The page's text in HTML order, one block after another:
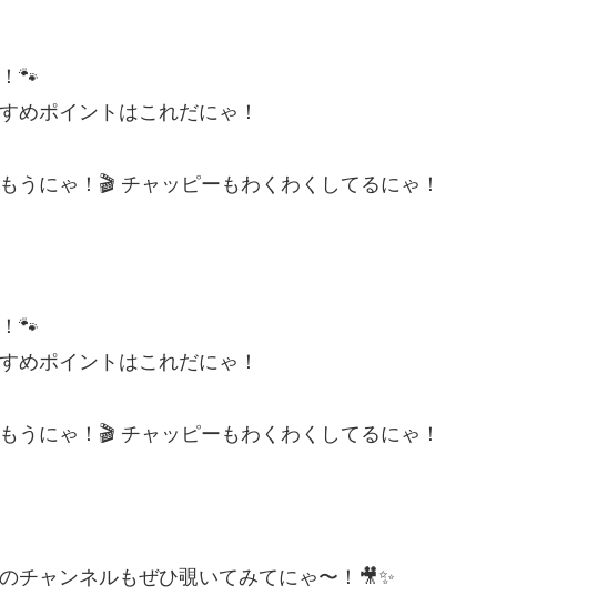
🐾
めポイントはこれだにゃ！
うにゃ！🎬 チャッピーもわくわくしてるにゃ！
🐾
めポイントはこれだにゃ！
うにゃ！🎬 チャッピーもわくわくしてるにゃ！
チャンネルもぜひ覗いてみてにゃ〜！🎥✨